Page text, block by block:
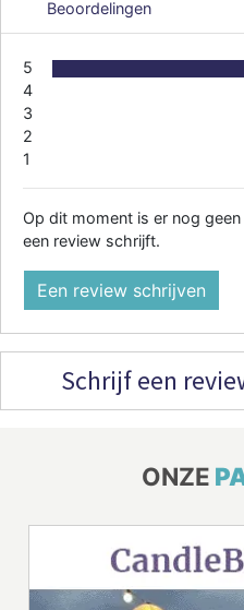
Beoordelingen
5
4
3
2
1
Op dit moment is er nog
een review schrijft.
Een review schrijven
Schrijf een
ONZE